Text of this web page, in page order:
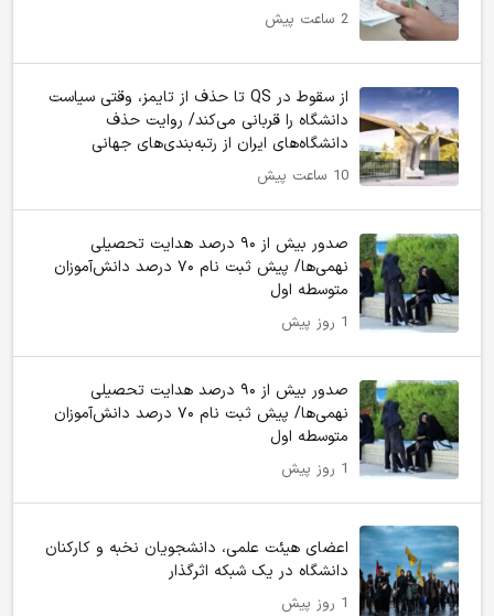
2 ساعت پیش
از سقوط در QS تا حذف از تایمز، وقتی سیاست
دانشگاه را قربانی می‌کند/ روایت حذف
دانشگاه‌های ایران از رتبه‌بندی‌های جهانی
10 ساعت پیش
صدور بیش از ۹۰ درصد هدایت تحصیلی
نهمی‌ها/ پیش ثبت نام ۷۰ درصد دانش‌آموزان
متوسطه اول
1 روز پیش
صدور بیش از ۹۰ درصد هدایت تحصیلی
نهمی‌ها/ پیش ثبت نام ۷۰ درصد دانش‌آموزان
متوسطه اول
1 روز پیش
اعضای هیئت علمی، دانشجویان نخبه و کارکنان
دانشگاه در یک شبکه‌ اثرگذار
1 روز پیش